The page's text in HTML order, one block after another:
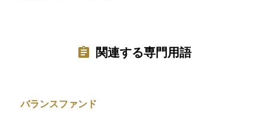
関連する専門用語
バランスファンド